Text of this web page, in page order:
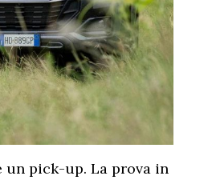
un pick-up. La prova in